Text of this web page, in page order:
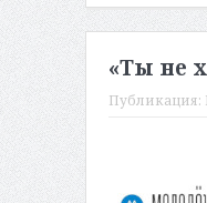
«Ты не
Публикация: